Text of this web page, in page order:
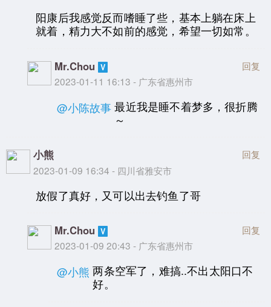
阳康后我感觉反而嗜睡了些，基本上躺在床上
就着，精力大不如前的感觉，希望一切如常。
Mr.Chou
2023-01-11 16:13 - 广东省惠州市
回复
@小陈故事 最近我是睡不着梦多，很折腾
～
小熊
2023-01-09 16:34 - 四川省雅安市
回复
放假了真好，又可以出去钓鱼了哥
Mr.Chou
2023-01-09 20:43 - 广东省惠州市
回复
@小熊 两条空军了，难搞..不出太阳口不
好。